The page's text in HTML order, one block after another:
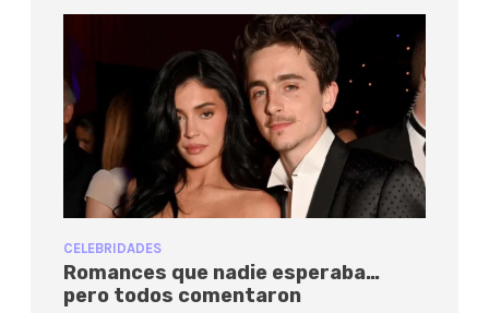
CELEBRIDADES
Romances que nadie esperaba…
pero todos comentaron